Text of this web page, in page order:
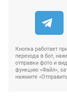
Кнопка работает
перехода в бот,
отправки фото и
функцию «Файл»,
нажмите